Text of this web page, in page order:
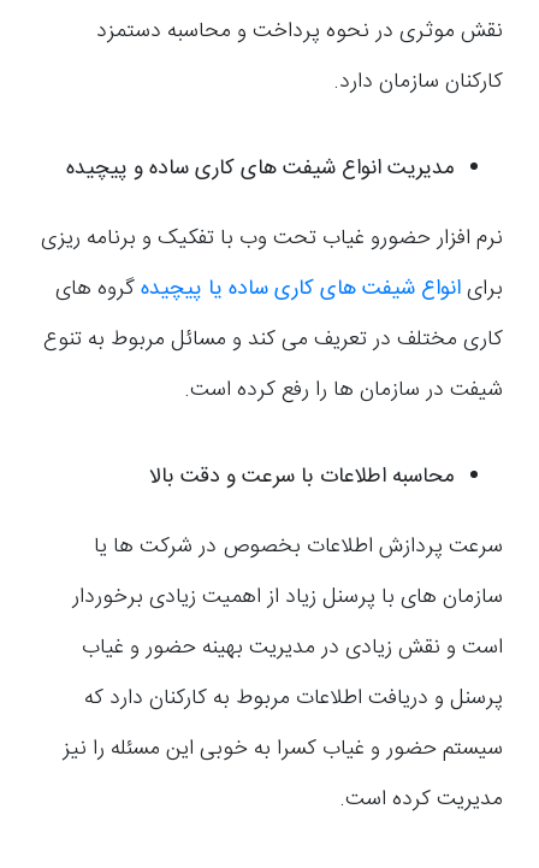
نقش موثری در نحوه پرداخت و محاسبه دستمزد
کارکنان سازمان دارد.
مدیریت انواع شیفت های کاری ساده و پیچیده
نرم افزار حضورو غیاب تحت وب با تفکیک و برنامه ریزی
برایانواع شیفت های کاری ساده یا پیچیدهگروه های
کاری مختلف در تعریف می کند و مسائل مربوط به تنوع
شیفت در سازمان ها را رفع کرده است.
محاسبه اطلاعات با سرعت و دقت بالا
سرعت پردازش اطلاعات بخصوص در شرکت ها یا
سازمان های با پرسنل زیاد از اهمیت زیادی برخوردار
است و نقش زیادی در مدیریت بهینه حضور و غیاب
پرسنل و دریافت اطلاعات مربوط به کارکنان دارد که
سیستم حضور و غیاب کسرا به خوبی این مسئله را نیز
مدیریت کرده است.